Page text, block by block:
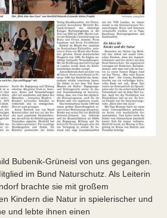
Bubenik-Grüneisl von uns gegangen.
im Bund Naturschutz. Als Leiterin
brachte sie mit großem
Kindern die Natur in spielerischer und
und lebte ihnen einen